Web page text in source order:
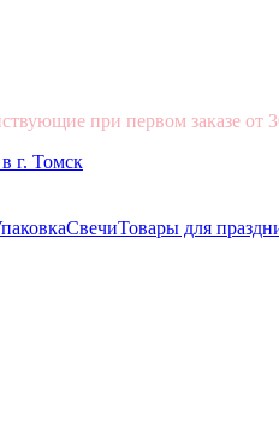
при первом заказе от
СвечиТовары для